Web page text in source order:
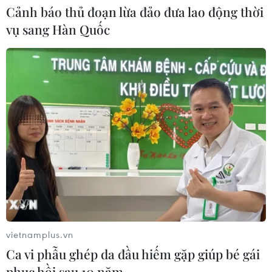
CƠ QUAN CHỦ QUẢN: THÔNG TẤN XÃ VIỆT NAM
Tổng Biên tập: TRẦN TIẾN DUẨN
Phó Tổng Biên tập: NGUYỄN THỊ TÁM, KHÚC THANH
THỦY
Sở hữu trí tuệ
Quy định sử dụng
RSS
Hỗ trợ
Ngôn ngữ
TTXVN
Dịch vụ tin
Quảng cáo
Liên hệ
Cảnh báo thủ đoạn lừa đảo đưa lao động thời
vụ sang Hàn Quốc
vietnamplus.vn
Ca vi phẫu ghép da đầu hiếm gặp giúp bé gái